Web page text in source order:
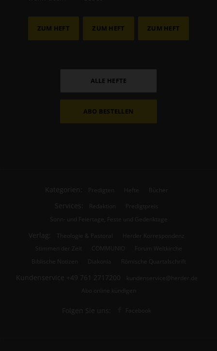
ZUM HEFT ZUM HEFT ZUM HEFT
ALLE HEFTE
ABO BESTELLEN
Kategorien: Predigten Hefte Bücher
Services: Redaktion
Predigtpreis
Sonn- und Feiertage, Feste und Gedenktage
Verlag: Theologie & Pastoral
Herder Korrespondenz
Stimmen der Zeit
COMMUNIO
Forum Weltkirche
Biblische Notizen
Diakonia Römische Quartalschrift
Kundenservice +49 761 2717200
kundenservice@herder.de
Abo online kündigen
Folgen Sie uns: Facebook